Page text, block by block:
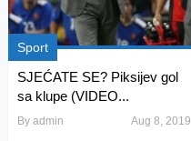
Sport
SJEĆATE SE? Piksijev gol
sa klupe (VIDEO...
By admin Aug 8, 2019